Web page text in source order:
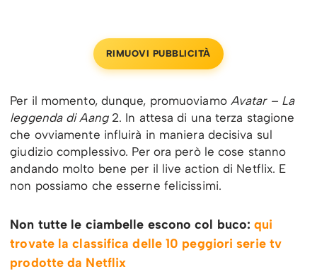
RIMUOVI PUBBLICITÀ
Per il momento, dunque, promuoviamo Avatar – La
leggenda di Aang2. In attesa di una terza stagione
che ovviamente influirà in maniera decisiva sul
giudizio complessivo. Per ora però le cose stanno
andando molto bene per il live action di Netflix. E
non possiamo che esserne felicissimi.
Non tutte le ciambelle escono col buco:qui
trovate la classifica delle 10 peggiori serie tv
prodotte da Netflix